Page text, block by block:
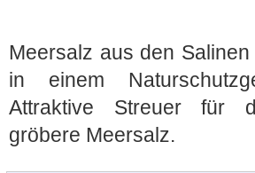
Meersalz aus den
in einem
Attraktive Streuer für
gröbere Meersalz.